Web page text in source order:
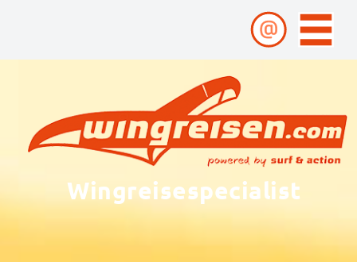
Wingreisespecialist